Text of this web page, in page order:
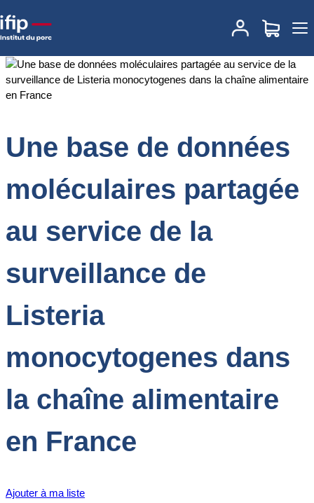
Accueil
Une base de données moléculaires
partagée au service de la surveillance de Listeria monocytogenes
Une base de données
moléculaires partagée
au service de la
surveillance de
Listeria
monocytogenes dans
la chaîne alimentaire
en France
Ajouter à ma liste